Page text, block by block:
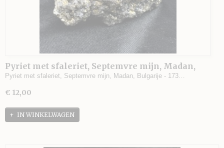
Pyriet met sfaleriet, Septemvre mijn, Madan,
Bulgarije - 173 gram - 7 x 5,5 x 3,5 cm.
Pyriet met sfaleriet, Septemvre mijn, Madan, Bulgarije - 173…
€ 12,00
IN WINKELWAGEN